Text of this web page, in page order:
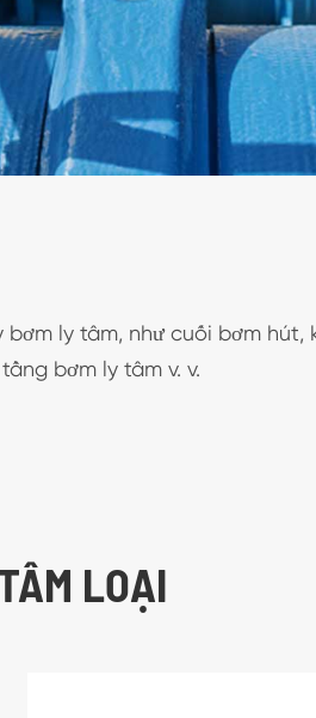
ly tâm, như cuối bơm
bơm ly tâm v. v.
LOẠI